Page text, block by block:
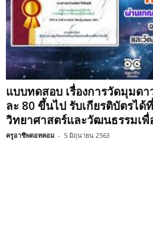
แบบทดสอบ เรื่องการวัดมุมด
ละ 80 ขึ้นไป รับเกียรติบัตรได้
วิทยาศาสตร์และวัฒนธรรมเพื่
ครูอาชีพดอทคอม - 5 มิถุนายน 2563